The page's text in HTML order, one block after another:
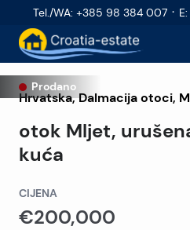
Tel./WA: +385 98 384 007 · E:
Prodano
Hrvatska,Dalmacija otoci,
otok Mljet,
kuća
CIJENA
€200,000